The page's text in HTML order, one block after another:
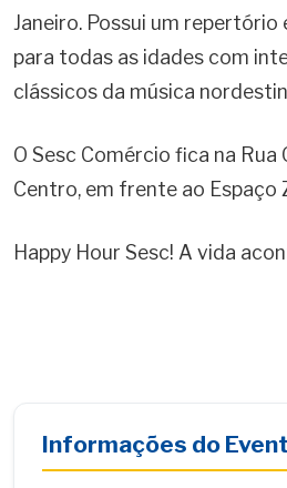
Janeiro. Possui um
para todas as idades com
clássicos da música
O Sesc Comércio fica na Rua
Centro, em frente ao Espaço
Happy Hour Sesc! A vida
Informações do